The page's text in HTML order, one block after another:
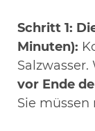
Schritt 1:
Minuten):
vor Ende
Sie müssen